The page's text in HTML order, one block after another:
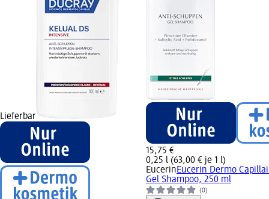
Lieferbar
15,75 €
0,25 l (63,00 € je 1 l)
EucerinEucerin Dermo
Gel Shampoo, 250 ml
(0)